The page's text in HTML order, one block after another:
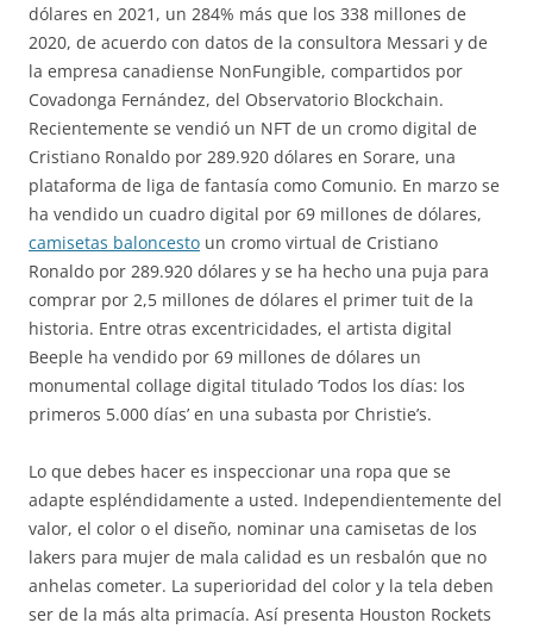
dólares en 2021, un 284% más que los 338 millones de
2020, de acuerdo con datos de la consultora Messari y de
la empresa canadiense NonFungible, compartidos por
Covadonga Fernández, del Observatorio Blockchain.
Recientemente se vendió un NFT de un cromo digital de
Cristiano Ronaldo por 289.920 dólares en Sorare, una
plataforma de liga de fantasía como Comunio. En marzo se
ha vendido un cuadro digital por 69 millones de dólares,
camisetas baloncesto un cromo virtual de Cristiano
Ronaldo por 289.920 dólares y se ha hecho una puja para
comprar por 2,5 millones de dólares el primer tuit de la
historia. Entre otras excentricidades, el artista digital
Beeple ha vendido por 69 millones de dólares un
monumental collage digital titulado ‘Todos los días: los
primeros 5.000 días’ en una subasta por Christie’s.
Lo que debes hacer es inspeccionar una ropa que se
adapte espléndidamente a usted. Independientemente del
valor, el color o el diseño, nominar una camisetas de los
lakers para mujer de mala calidad es un resbalón que no
anhelas cometer. La superioridad del color y la tela deben
ser de la más alta primacía. Así presenta Houston Rockets